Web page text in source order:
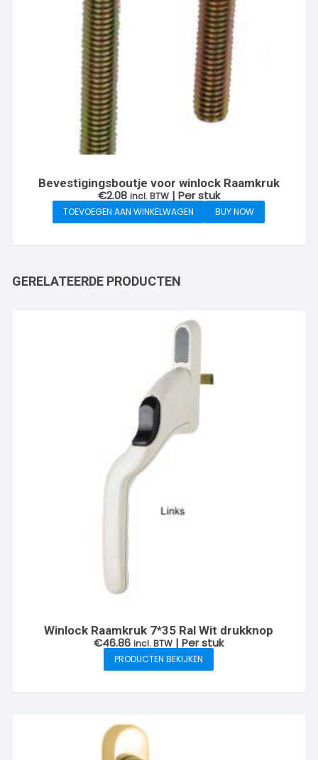
Bevestigingsboutje voor winlock Raamkruk
€2.08 incl. BTW | Per stuk
TOEVOEGEN AAN WINKELWAGEN BUY NOW
GERELATEERDE PRODUCTEN
Winlock Raamkruk 7*35 Ral Wit drukknop
€46.86 incl. BTW | Per stuk
PRODUCTEN BEKIJKEN